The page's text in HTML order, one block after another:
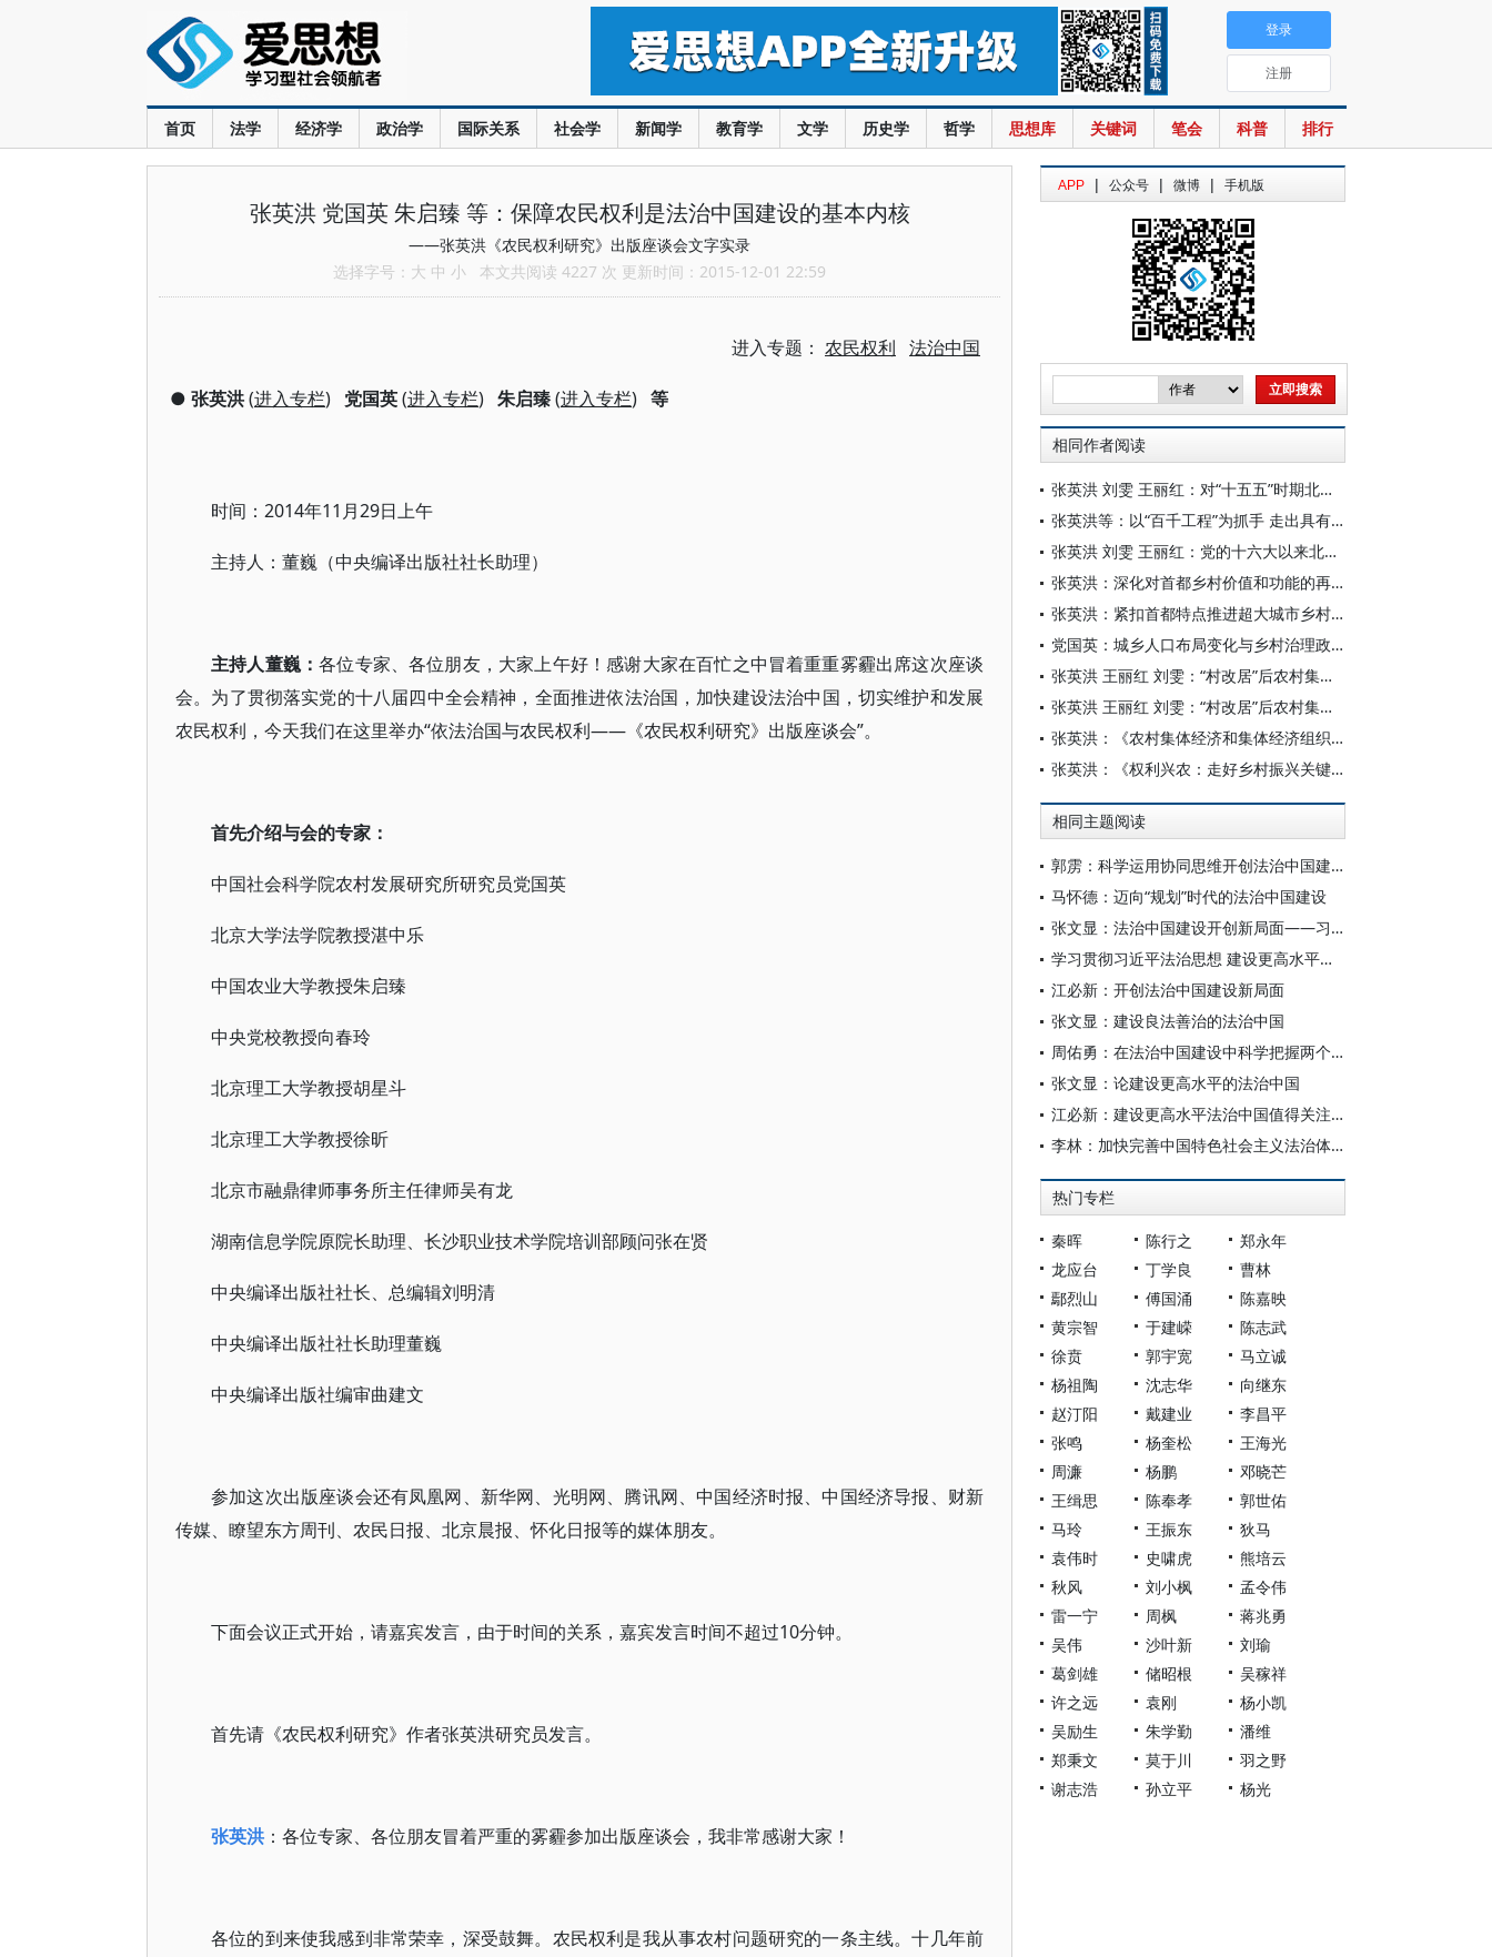
首页 法学 经济学 政治学 国际关系 社会学 新闻学 教育学 文学 历史学 哲学 思想库 关键词 笔会 科普 排行
登录
注册
张英洪 党国英 朱启臻 等：保障农民权利是法治中国建设的基本内核
——张英洪《农民权利研究》出版座谈会文字实录
选择字号： 大 中 小 本文共阅读 4227 次 更新时间：2015-12-01 22:59
进入专题： 农民权利 法治中国
● 张英洪(进入专栏) 党国英(进入专栏) 朱启臻(进入专栏) 等
时间：2014年11月29日上午
主持人：董巍（中央编译出版社社长助理）
主持人董巍：各位专家、各位朋友，大家上午好！感谢大家在百忙之中冒着重重雾霾出席这次座谈
会。为了贯彻落实党的十八届四中全会精神，全面推进依法治国，加快建设法治中国，切实维护和发展
农民权利，今天我们在这里举办“依法治国与农民权利——《农民权利研究》出版座谈会”。
首先介绍与会的专家：
中国社会科学院农村发展研究所研究员党国英
北京大学法学院教授湛中乐
中国农业大学教授朱启臻
中央党校教授向春玲
北京理工大学教授胡星斗
北京理工大学教授徐昕
北京市融鼎律师事务所主任律师吴有龙
湖南信息学院原院长助理、长沙职业技术学院培训部顾问张在贤
中央编译出版社社长、总编辑刘明清
中央编译出版社社长助理董巍
中央编译出版社编审曲建文
参加这次出版座谈会还有凤凰网、新华网、光明网、腾讯网、中国经济时报、中国经济导报、财新
传媒、瞭望东方周刊、农民日报、北京晨报、怀化日报等的媒体朋友。
下面会议正式开始，请嘉宾发言，由于时间的关系，嘉宾发言时间不超过10分钟。
首先请《农民权利研究》作者张英洪研究员发言。
张英洪 ：各位专家、各位朋友冒着严重的雾霾参加出版座谈会，我非常感谢大家！
各位的到来使我感到非常荣幸，深受鼓舞。农民权利是我从事农村问题研究的一条主线。十几年前
APP | 公众号 | 微博 | 手机版
相同作者阅读
张英洪 刘雯 王丽红：对“十五五”时期北京农业农村现代化的思考建议
张英洪等：以“百千工程”为抓手 走出具有首都特点的乡村振兴路
张英洪 刘雯 王丽红：党的十六大以来北京“三农”发展历程及基本经验[①]
张英洪：深化对首都乡村价值和功能的再认识
张英洪：紧扣首都特点推进超大城市乡村振兴
党国英：城乡人口布局变化与乡村治理政策调整
张英洪 王丽红 刘雯：“村改居”后农村集体经济组织的调查与思考——以北京为例
张英洪 王丽红 刘雯：“村改居”后农村集体经济组织的调查与思考
张英洪：《农村集体经济和集体经济组织调查研究》前言
张英洪：《权利兴农：走好乡村振兴关键一步》自序
相同主题阅读
郭雳：科学运用协同思维开创法治中国建设新局面
马怀德：迈向“规划”时代的法治中国建设
张文显：法治中国建设开创新局面——习近平法治思想提出五年来的历史性成就考察
学习贯彻习近平法治思想 建设更高水平的法治中国
江必新：开创法治中国建设新局面
张文显：建设良法善治的法治中国
周佑勇：在法治中国建设中科学把握两个“更加注重”
张文显：论建设更高水平的法治中国
江必新：建设更高水平法治中国值得关注的十大议题
李林：加快完善中国特色社会主义法治体系
热门专栏
秦晖 陈行之
郑永年
龙应台
丁学良
曹林
鄢烈山
傅国涌
陈嘉映
黄宗智
于建嵘
陈志武
徐贲
郭宇宽
马立诚
杨祖陶
沈志华
向继东
赵汀阳
戴建业
李昌平
张鸣
杨奎松
王海光
周濂
杨鹏
邓晓芒
王缉思
陈奉孝
郭世佑
马玲
王振东
狄马
袁伟时
史啸虎
熊培云
秋风
刘小枫
孟令伟
雷一宁
周枫
蒋兆勇
吴伟
沙叶新
刘瑜
葛剑雄
储昭根
吴稼祥
许之远
袁刚
杨小凯
吴励生
朱学勤
潘维
郑秉文
莫于川
羽之野
谢志浩
孙立平 杨光